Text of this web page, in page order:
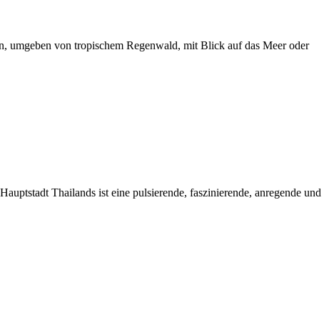
umgeben von tropischem Regenwald, mit Blick auf das Meer oder
Thailands ist eine pulsierende, faszinierende, anregende und